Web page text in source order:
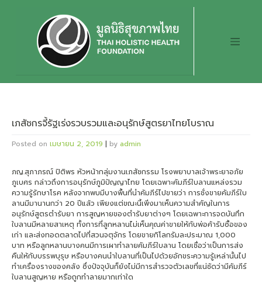
เภสัชกรจี้รัฐเร่งรวบรวมและอนุรักษ์สูตรยาไทยโบราณ
Posted on เมษายน 2, 2019 | by admin
ภญ.สุภาภรณ์ ปิติพร หัวหน้ากลุ่มงานเภสัชกรรม โรงพยาบาลเจ้าพระยาอภัย
ภูเบศร กล่าวถึงการอนุรักษ์ภูมิปัญญาไทย โดยเฉพาะคัมภีร์ใบลานแหล่งรวม
ความรู้รักษาโรค หลังจากพบมีบางพื้นที่นำคัมภีร์ไปขายว่า การชั่งขายคัมภีร์ใบ
ลานมีมานานกว่า 20 ปีแล้ว เพียงแต่ขณะนี้เพิ่งมาเห็นความสำคัญในการ
อนุรักษ์สูตรตำรับยา การสูญหายของตำรับยาต่างๆ โดยเฉพาะการจดบันทึก
ใบลานมีหลายสาเหตุ ทั้งการที่ลูกหลานไม่เห็นคุณค่าขายให้กับพ่อค้ารับซื้อของ
เก่า และส่งทอดตลาดไปที่สวนจตุจักร โดยขายกิโลกรัมละประมาณ 1,000
บาท หรือลูกหลานบางคนมีการเผาทำลายคัมภีร์ใบลาน โดยเชื่อว่าเป็นการส่ง
คืนให้กับบรรพบุรุษ หรือบางคนนำใบลานที่เป็นไปด้วยอักขระความรู้เหล่านั้นไป
ทำเครื่องรางของคลัง ซึ่งปัจจุบันก็ยังไม่มีการสำรวจตัวเลขที่แน่ชัดว่ามีคัมภีร์
ใบลานสูญหาย หรือถูกทำลายมากเท่าใด